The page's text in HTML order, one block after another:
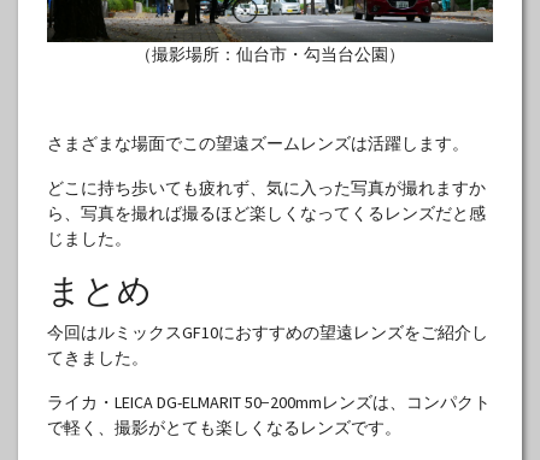
（撮影場所：仙台市・勾当台公園）
さまざまな場面でこの望遠ズームレンズは活躍します。
どこに持ち歩いても疲れず、気に入った写真が撮れますか
ら、写真を撮れば撮るほど楽しくなってくるレンズだと感
じました。
まとめ
今回はルミックスGF10におすすめの望遠レンズをご紹介し
てきました。
ライカ・LEICA DG-ELMARIT 50−200mmレンズは、コンパクト
で軽く、撮影がとても楽しくなるレンズです。